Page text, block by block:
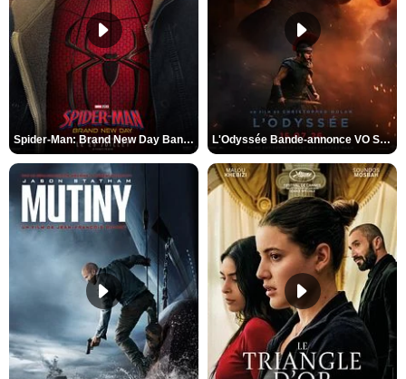
Spider-Man: Brand New Day Bande-annonce VO STFR L'Odyssée Bande-annonce VO STFR